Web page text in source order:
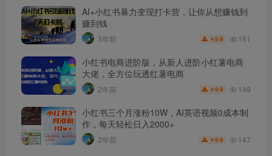
AI+小红书暴力变现打卡营，让你从想赚钱到
赚到钱
3年前 ￥9.9 151
小红书电商进阶版，从新人进阶小红薯电商
大佬，全方位玩透红薯电商
2年前 ￥9.9 149
小红书三个月涨粉10W，AI英语视频0成本制
作，每天轻松日入2000+
2年前 ￥9.9 147